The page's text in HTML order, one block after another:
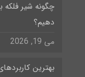
چگونه شیر
دهیم؟
می 19, 2026
بهترین